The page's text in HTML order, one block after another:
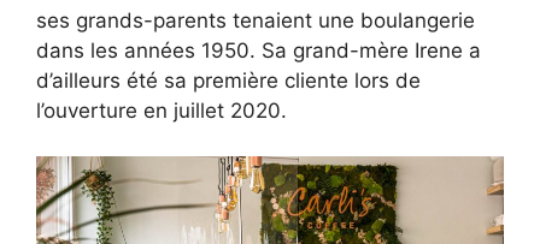
ses grands-parents tenaient une boulangerie
dans les années 1950. Sa grand-mère Irene a
d’ailleurs été sa première cliente lors de
l’ouverture en juillet 2020.